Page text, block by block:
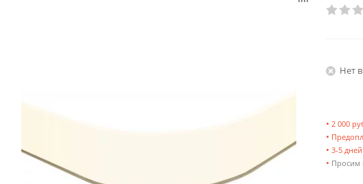
Нет
• 2 000
•
• 3-5 дней
• Просим